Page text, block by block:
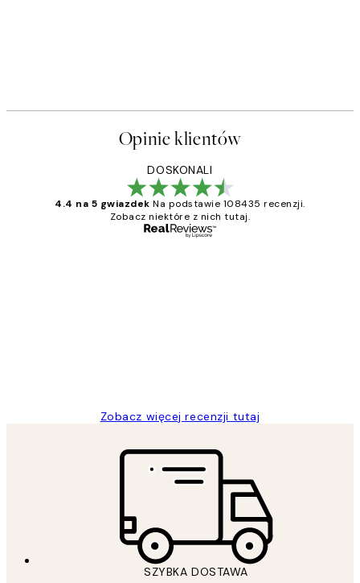
Opinie klientów
DOSKONALI
4.4 na 5 gwiazdek Na podstawie 108435 recenzji.
Zobacz niektóre z nich tutaj.
Zobacz więcej recenzji tutaj
SZYBKA DOSTAWA